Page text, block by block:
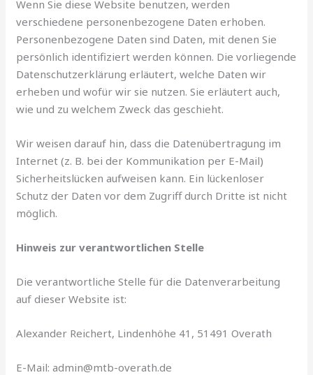
Wenn Sie diese Website benutzen, werden
verschiedene personenbezogene Daten erhoben.
Personenbezogene Daten sind Daten, mit denen Sie
persönlich identifiziert werden können. Die vorliegende
Datenschutzerklärung erläutert, welche Daten wir
erheben und wofür wir sie nutzen. Sie erläutert auch,
wie und zu welchem Zweck das geschieht.
Wir weisen darauf hin, dass die Datenübertragung im
Internet (z. B. bei der Kommunikation per E-Mail)
Sicherheitslücken aufweisen kann. Ein lückenloser
Schutz der Daten vor dem Zugriff durch Dritte ist nicht
möglich.
Hinweis zur verantwortlichen Stelle
Die verantwortliche Stelle für die Datenverarbeitung
auf dieser Website ist:
Alexander Reichert, Lindenhöhe 41, 51491 Overath
E-Mail: admin@mtb-overath.de